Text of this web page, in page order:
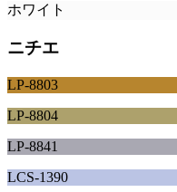
ホワイト
ニチエ
LP-8803
LP-8804
LP-8841
LCS-1390